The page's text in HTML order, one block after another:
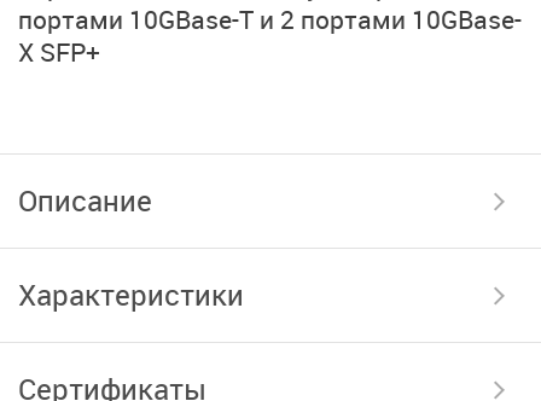
портами 10GBase-T и 2 портами 10GBase-
X SFP+
Описание
Характеристики
Сертификаты